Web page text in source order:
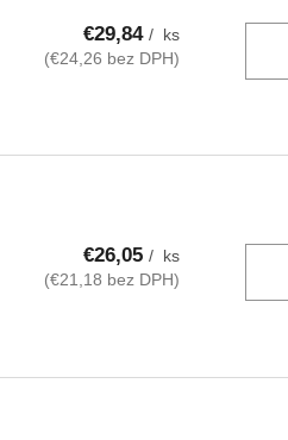
€29,84/ ks
(€24,26 bez DPH)
€26,05/ ks
(€21,18 bez DPH)